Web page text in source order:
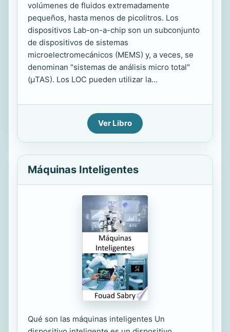
volúmenes de fluidos extremadamente
pequeños, hasta menos de picolitros. Los
dispositivos Lab-on-a-chip son un subconjunto
de dispositivos de sistemas
microelectromecánicos (MEMS) y, a veces, se
denominan "sistemas de análisis micro total"
(μTAS). Los LOC pueden utilizar la...
Ver Libro
Máquinas Inteligentes
Qué son las máquinas inteligentes Un